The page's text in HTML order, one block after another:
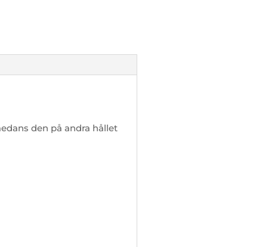
den på andra hållet